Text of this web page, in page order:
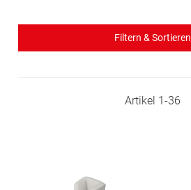
Filtern & Sortieren
Artikel 1-36